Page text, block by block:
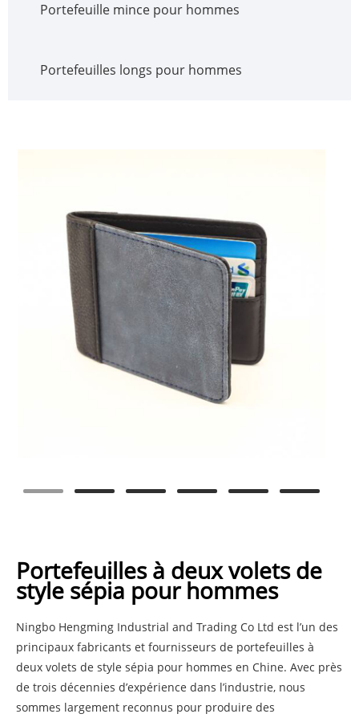
Portefeuille mince pour hommes
Portefeuilles longs pour hommes
Portefeuilles à deux volets de
style sépia pour hommes
Ningbo Hengming Industrial and Trading Co Ltd est l’un des
principaux fabricants et fournisseurs de portefeuilles à
deux volets de style sépia pour hommes en Chine. Avec près
de trois décennies d’expérience dans l’industrie, nous
sommes largement reconnus pour produire des